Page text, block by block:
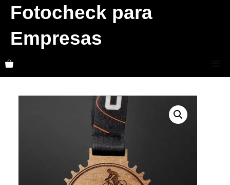
Skip
content
Fotocheck para
Empresas